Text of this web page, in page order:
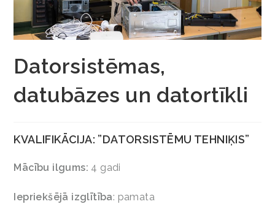
Datorsistēmas,
datubāzes un datortīkli
KVALIFIKĀCIJA: ”DATORSISTĒMU TEHNIĶIS”
Mācību ilgums: 4 gadi
Iepriekšējā izglītība: pamata